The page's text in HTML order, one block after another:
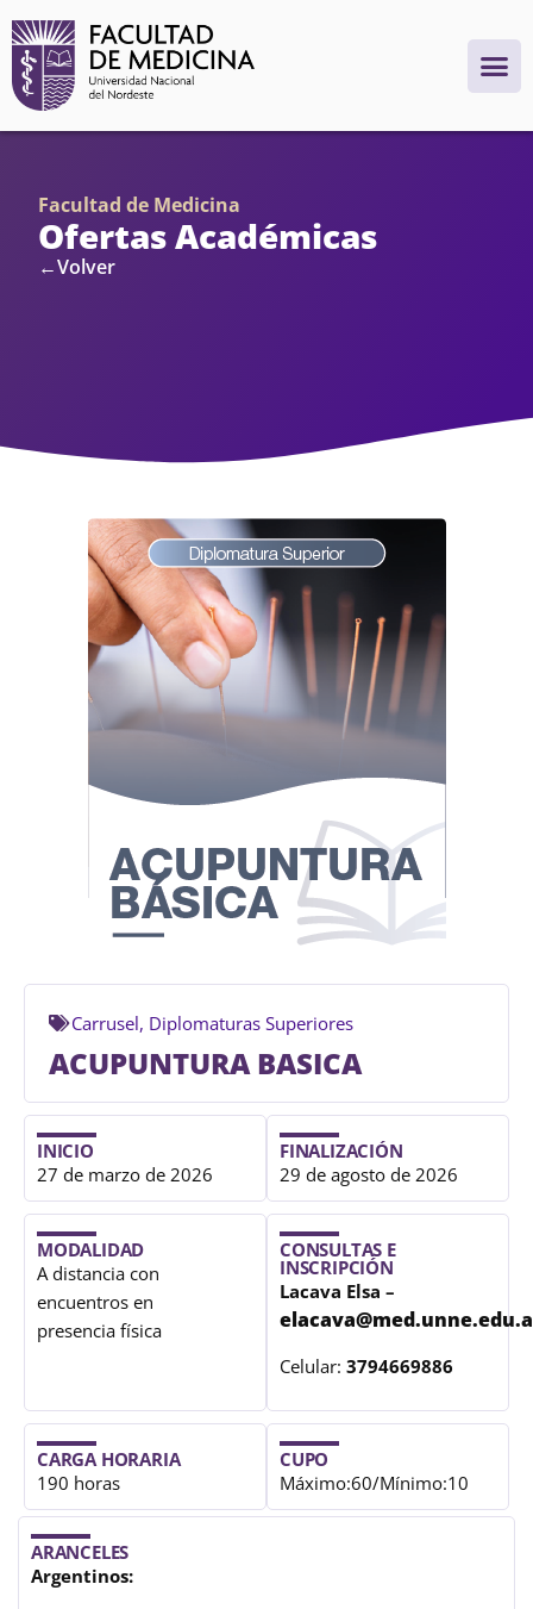
Facultad de Medicina
Ofertas Académicas
←Volver
Carrusel, Diplomaturas Superiores
ACUPUNTURA BASICA
INICIO
27 de marzo de 2026
FINALIZACIÓN
29 de agosto de 2026
MODALIDAD
A distancia con
encuentros en
presencia física
CONSULTAS E
INSCRIPCIÓN
Lacava Elsa –
Celular: 3794669886
CARGA HORARIA
190 horas
CUPO
Máximo:60/Mínimo:10
ARANCELES
Argentinos: